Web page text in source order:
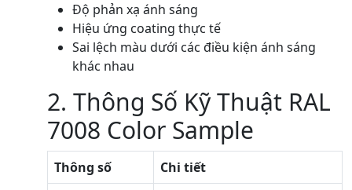
Độ phản xạ ánh sáng
Hiệu ứng coating thực tế
Sai lệch màu dưới các điều kiện ánh sáng
khác nhau
2. Thông Số Kỹ Thuật RAL
7008 Color Sample
Thông số
Chi tiết